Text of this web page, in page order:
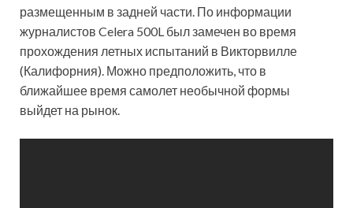
размещенным в задней части. По информации
журналистов Celera 500L был замечен во время
прохождения летных испытаний в Викторвилле
(Калифорния). Можно предположить, что в
ближайшее время самолет необычной формы
выйдет на рынок.